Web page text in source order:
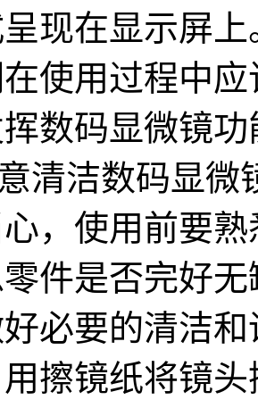
现在显示屏
使用过程中
数码显微镜
清洁数码显
，使用前要
件是否完好
必要的清洁
擦镜纸将镜